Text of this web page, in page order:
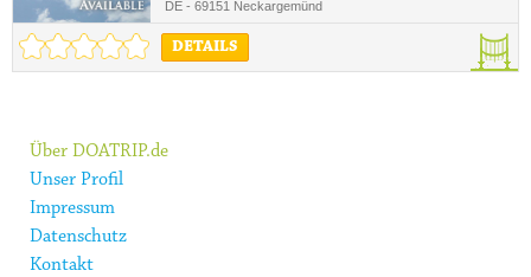
DE - 69151 Neckargemünd
DETAILS
Über DOATRIP.de
Unser Profil
Impressum
Datenschutz
Kontakt